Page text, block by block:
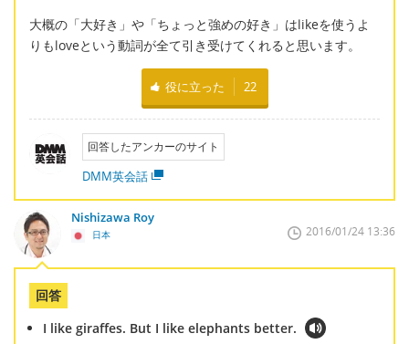
大概の「大好き」や「ちょっと強めの好き」はlikeを使うよ
りもloveという動詞が全て引き受けてくれると思います。
役に立った 22
回答したアンカーのサイト
DMM英会話
Nishizawa Roy
日本 2016/01/24 13:36
回答
I like giraffes. But I like elephants better.